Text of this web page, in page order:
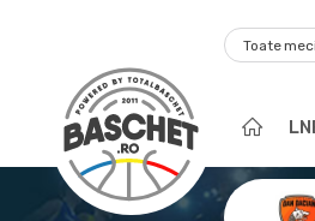
Toate